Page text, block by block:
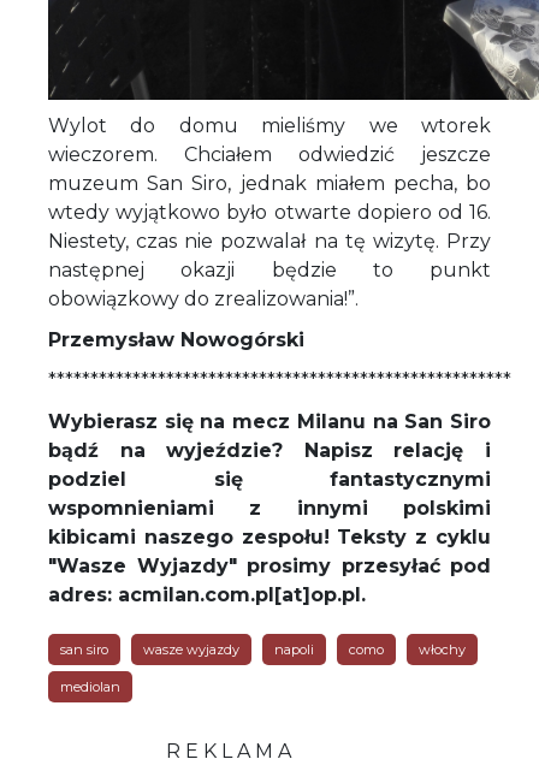
Wylot do domu mieliśmy we wtorek
wieczorem. Chciałem odwiedzić jeszcze
muzeum San Siro, jednak miałem pecha, bo
wtedy wyjątkowo było otwarte dopiero od 16.
Niestety, czas nie pozwalał na tę wizytę. Przy
następnej okazji będzie to punkt
obowiązkowy do zrealizowania!”.
Przemysław Nowogórski
*******************************************************
Wybierasz się na mecz Milanu na San Siro
bądź na wyjeździe? Napisz relację i
podziel się fantastycznymi
wspomnieniami z innymi polskimi
kibicami naszego zespołu! Teksty z cyklu
"Wasze Wyjazdy" prosimy przesyłać pod
adres: acmilan.com.pl[at]op.pl.
san siro wasze wyjazdy napoli como włochy
mediolan
R E K L A M A